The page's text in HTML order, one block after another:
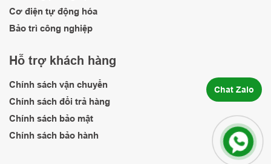
Cơ điện tự động hóa
Bảo trì công nghiệp
Hỗ trợ khách hàng
Chính sách vận chuyển
Chính sách đổi trả hàng
Chính sách bảo mật
Chính sách bảo hành
Chat Zalo